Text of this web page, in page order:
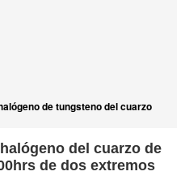
de tungsteno del cuarzo
del cuarzo de
de dos extremos